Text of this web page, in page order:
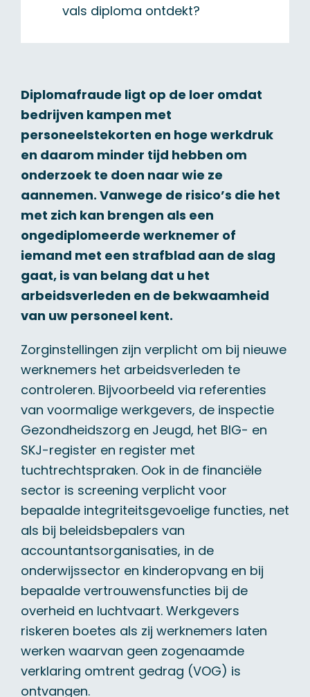
vals diploma ontdekt?
Diplomafraude ligt op de loer omdat
bedrijven kampen met
personeelstekorten en hoge werkdruk
en daarom minder tijd hebben om
onderzoek te doen naar wie ze
aannemen. Vanwege de risico’s die het
met zich kan brengen als een
ongediplomeerde werknemer of
iemand met een strafblad aan de slag
gaat, is van belang dat u het
arbeidsverleden en de bekwaamheid
van uw personeel kent.
Zorginstellingen zijn verplicht om bij nieuwe
werknemers het arbeidsverleden te
controleren. Bijvoorbeeld via referenties
van voormalige werkgevers, de inspectie
Gezondheidszorg en Jeugd, het BIG- en
SKJ-register en register met
tuchtrechtspraken. Ook in de financiële
sector is screening verplicht voor
bepaalde integriteitsgevoelige functies, net
als bij beleidsbepalers van
accountantsorganisaties, in de
onderwijssector en kinderopvang en bij
bepaalde vertrouwensfuncties bij de
overheid en luchtvaart. Werkgevers
riskeren boetes als zij werknemers laten
werken waarvan geen zogenaamde
verklaring omtrent gedrag (VOG) is
ontvangen.